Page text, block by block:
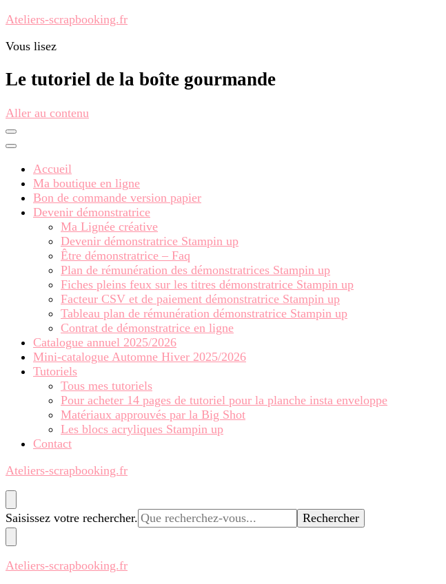
Ateliers-scrapbooking.fr
Vous lisez
Le tutoriel de la boîte gourmande
Aller au contenu
Accueil
Ma boutique en ligne
Bon de commande version papier
Devenir démonstratrice
Ma Lignée créative
Devenir démonstratrice Stampin up
Être démonstratrice – Faq
Plan de rémunération des démonstratrices Stampin up
Fiches pleins feux sur les titres démonstratrice Stampin up
Facteur CSV et de paiement démonstratrice Stampin up
Tableau plan de rémunération démonstratrice Stampin up
Contrat de démonstratrice en ligne
Catalogue annuel 2025/2026
Mini-catalogue Automne Hiver 2025/2026
Tutoriels
Tous mes tutoriels
Pour acheter 14 pages de tutoriel pour la planche insta enveloppe
Matériaux approuvés par la Big Shot
Les blocs acryliques Stampin up
Contact
Ateliers-scrapbooking.fr
Vous
recherchiez
quelque
chose ?
Saisissez votre rechercher.
Ateliers-scrapbooking.fr